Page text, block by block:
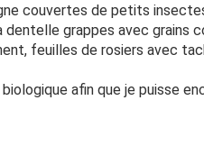
couvertes de petits
grappes avec grains
feuilles de rosiers avec
afin que je puisse